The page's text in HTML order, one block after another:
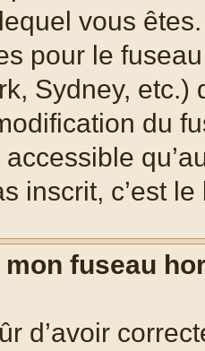
vous
pour le
Sydney, etc.)
du
accessible
inscrit, c’est
mon fuseau
d’avoir